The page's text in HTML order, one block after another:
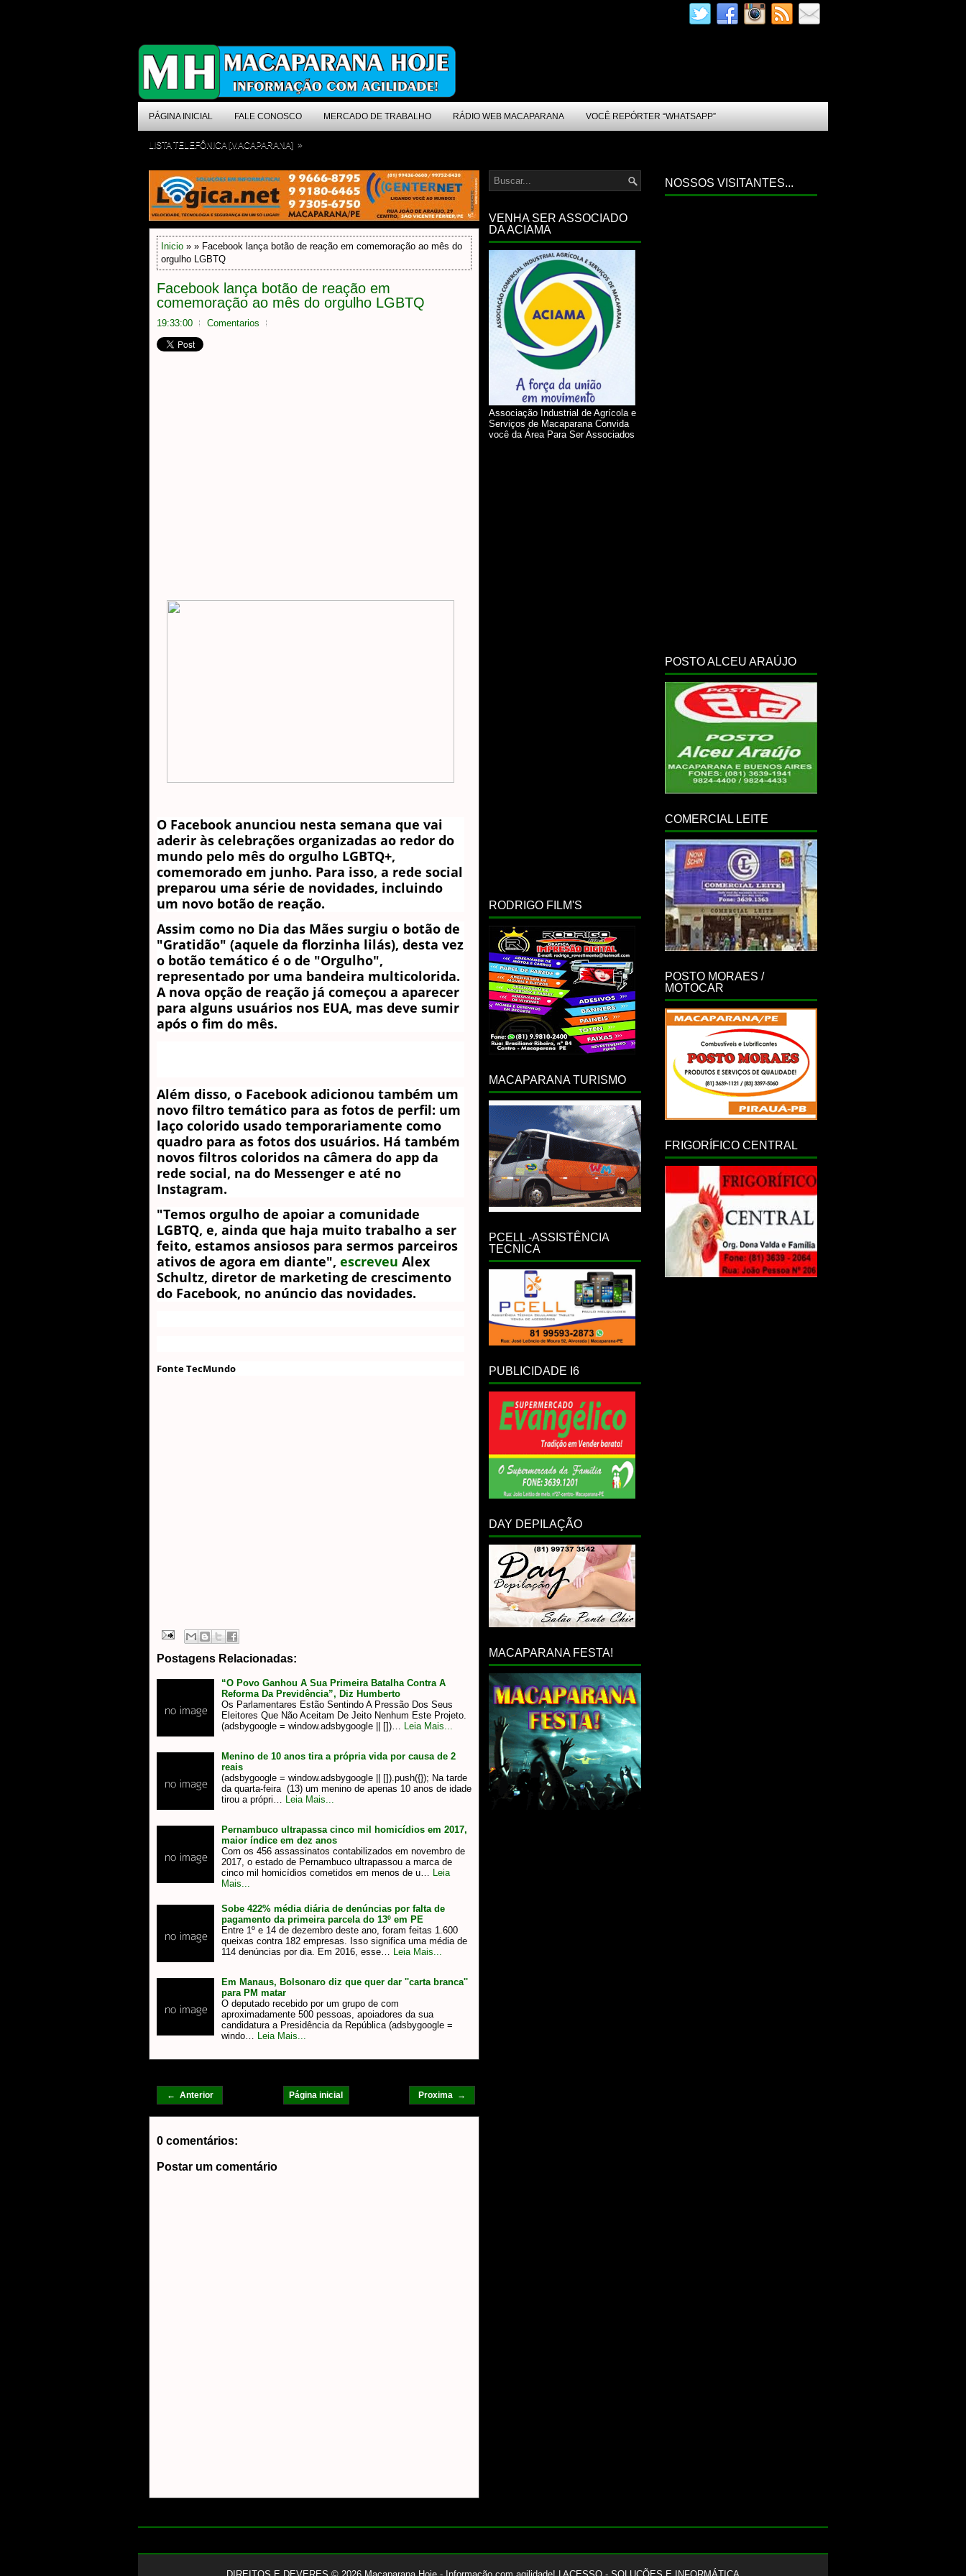
PÁGINA INICIAL FALE CONOSCO MERCADO DE TRABALHO RÁDIO WEB MACAPARANA VOCÊ REPÓRTER “WHATSAPP”
LISTA TELEFÔNICA [MACAPARANA] »
Inicio » » Facebook lança botão de reação em comemoração ao mês do
orgulho LGBTQ
Facebook lança botão de reação em
comemoração ao mês do orgulho LGBTQ
19:33:00 Comentarios
O Facebook anunciou nesta semana que vai
aderir às celebrações organizadas ao redor do
mundo pelo mês do orgulho LGBTQ+,
comemorado em junho. Para isso, a rede social
preparou uma série de novidades, incluindo
um novo botão de reação.
Assim como no Dia das Mães surgiu o botão de
"Gratidão" (aquele da florzinha lilás), desta vez
o botão temático é o de "Orgulho",
representado por uma bandeira multicolorida.
A nova opção de reação já começou a aparecer
para alguns usuários nos EUA, mas deve sumir
após o fim do mês.
Além disso, o Facebook adicionou também um
novo filtro temático para as fotos de perfil: um
laço colorido usado temporariamente como
quadro para as fotos dos usuários. Há também
novos filtros coloridos na câmera do app da
rede social, na do Messenger e até no
Instagram.
"Temos orgulho de apoiar a comunidade
LGBTQ, e, ainda que haja muito trabalho a ser
feito, estamos ansiosos para sermos parceiros
ativos de agora em diante", escreveu Alex
Schultz, diretor de marketing de crescimento
do Facebook, no anúncio das novidades.
Fonte TecMundo
Postagens Relacionadas:
“O Povo Ganhou A Sua Primeira Batalha Contra A
Reforma Da Previdência”, Diz Humberto
Os Parlamentares Estão Sentindo A Pressão Dos Seus
Eleitores Que Não Aceitam De Jeito Nenhum Este Projeto.
(adsbygoogle = window.adsbygoogle || [])…
Leia Mais...
Menino de 10 anos tira a própria vida por causa de 2
reais
(adsbygoogle = window.adsbygoogle || []).push({}); Na tarde
da quarta-feira (13) um menino de apenas 10 anos de idade
tirou a própri…
Leia Mais...
Pernambuco ultrapassa cinco mil homicídios em 2017,
maior índice em dez anos
Com os 456 assassinatos contabilizados em novembro de
2017, o estado de Pernambuco ultrapassou a marca de
cinco mil homicídios cometidos em menos de u…
Leia
Mais...
Sobe 422% média diária de denúncias por falta de
pagamento da primeira parcela do 13º em PE
Entre 1º e 14 de dezembro deste ano, foram feitas 1.600
queixas contra 182 empresas. Isso significa uma média de
114 denúncias por dia. Em 2016, esse…
Leia Mais...
Em Manaus, Bolsonaro diz que quer dar ''carta branca''
para PM matar
O deputado recebido por um grupo de com
aproximadamente 500 pessoas, apoiadores da sua
candidatura a Presidência da República (adsbygoogle =
windo…
Leia Mais...
← Anterior Proxima →
Página inicial
0 comentários:
Postar um comentário
VENHA SER ASSOCIADO
DA ACIAMA
Associação Industrial de Agrícola e
Serviços de Macaparana Convida
você da Área Para Ser Associados
RODRIGO FILM'S
MACAPARANA TURISMO
PCELL -ASSISTÊNCIA
TECNICA
PUBLICIDADE I6
DAY DEPILAÇÃO
MACAPARANA FESTA!
NOSSOS VISITANTES...
POSTO ALCEU ARAÚJO
COMERCIAL LEITE
POSTO MORAES /
MOTOCAR
FRIGORÍFICO CENTRAL
DIREITOS E DEVERES © 2026 Macaparana Hoje - Informação com agilidade! | ACESSO - SOLUÇÕES E INFORMÁTICA